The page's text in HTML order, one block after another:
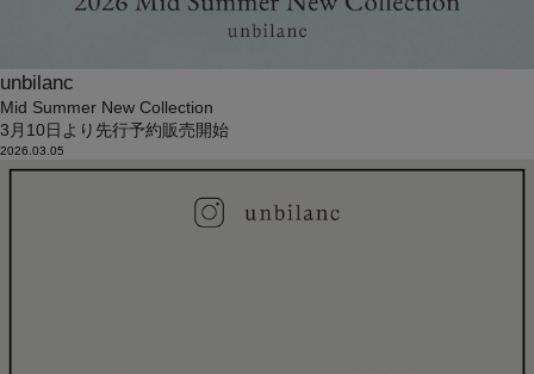
unbilanc
Mid Summer New Collection
3月10日より先行予約販売開始
2026.03.05